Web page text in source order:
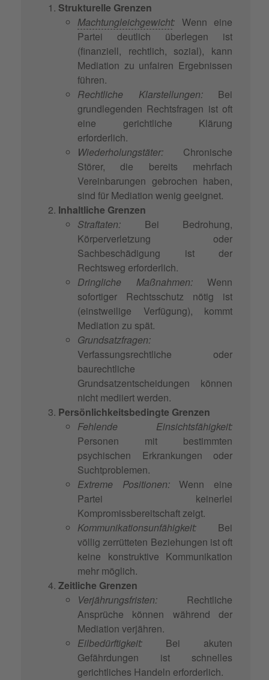
Strukturelle Grenzen
Machtungleichgewicht: Wenn eine
Partei deutlich überlegen ist
(finanziell, rechtlich, sozial), kann
Mediation zu unfairen Ergebnissen
führen.
Rechtliche Klarstellungen:Bei
grundlegenden Rechtsfragen ist oft
eine gerichtliche Klärung
erforderlich.
Wiederholungstäter: Chronische
Störer, die bereits mehrfach
Vereinbarungen gebrochen haben,
sind für Mediation wenig geeignet.
Inhaltliche Grenzen
Straftaten: Bei Bedrohung,
Körperverletzung oder
Sachbeschädigung ist der
Rechtsweg erforderlich.
Dringliche Maßnahmen:Wenn
sofortiger Rechtsschutz nötig ist
(einstweilige Verfügung), kommt
Mediation zu spät.
Grundsatzfragen:
Verfassungsrechtliche oder
baurechtliche
Grundsatzentscheidungen können
nicht mediiert werden.
Persönlichkeitsbedingte Grenzen
Fehlende Einsichtsfähigkeit:
Personen mit bestimmten
psychischen Erkrankungen oder
Suchtproblemen.
Extreme Positionen:Wenn eine
Partei keinerlei
Kompromissbereitschaft zeigt.
Kommunikationsunfähigkeit: Bei
völlig zerrütteten Beziehungen ist oft
keine konstruktive Kommunikation
mehr möglich.
Zeitliche Grenzen
Verjährungsfristen: Rechtliche
Ansprüche können während der
Mediation verjähren.
Eilbedürftigkeit: Bei akuten
Gefährdungen ist schnelles
gerichtliches Handeln erforderlich.